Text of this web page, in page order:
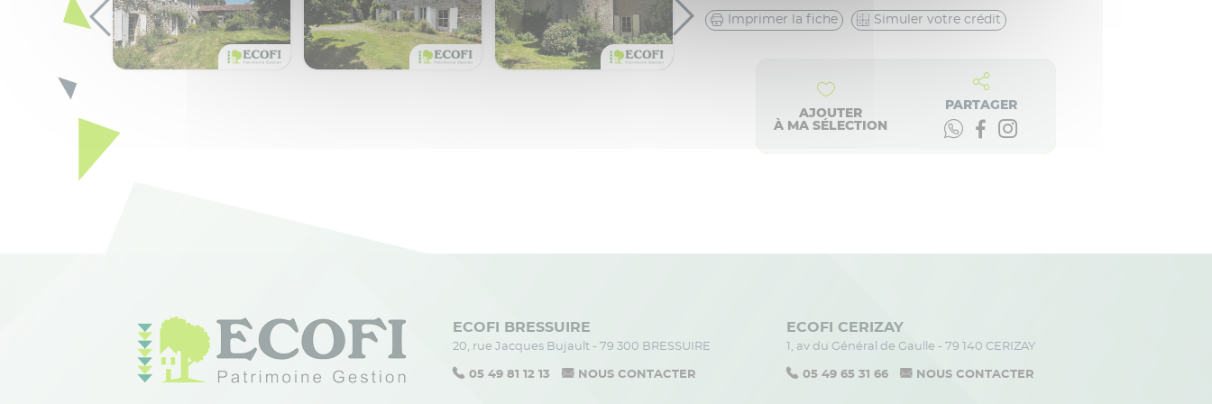
Imprimer la fiche Simuler votre crédit
AJOUTER
À MA SÉLECTION
PARTAGER
ECOFI BRESSUIRE
20, rue Jacques Bujault - 79 300 BRESSUIRE
05 49 81 12 13 NOUS CONTACTER
ECOFI CERIZAY
1, av du Général de Gaulle - 79 140 CERIZAY
05 49 65 31 66 NOUS CONTACTER